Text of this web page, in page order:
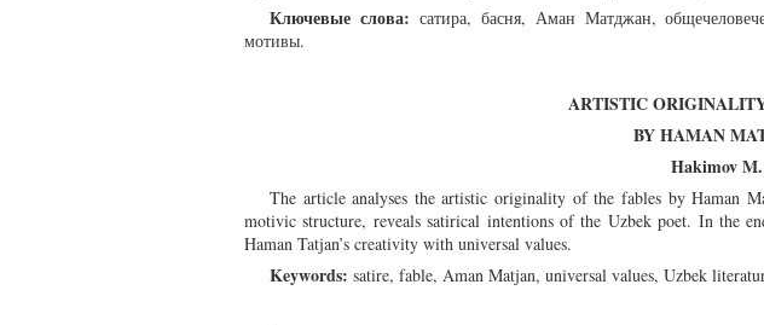
Ключевые слова: сатира, басня, Аман Матджан,
мотивы.
ARTISTIC
BY HAMAN
Hakimov M.
The article analyses the artistic originality of the fables by Haman
motivic structure, reveals satirical intentions of the Uzbek poet. In the
Haman Tatjan’s creativity with universal values.
Keywords: satire, fable, Aman Matjan, universal values, Uzbek